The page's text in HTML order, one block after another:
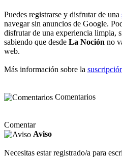
Puedes registrarse y disfrutar de una
navegar sin anuncios de Google.
disfrutar de una experiencia limpia,
sabiendo que desde La Noción no
web.
Más información sobre la
Comentarios
Comentar
Aviso
Necesitas estar registrado/a para